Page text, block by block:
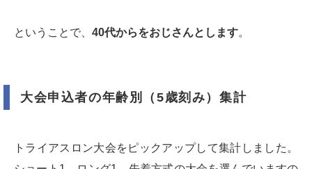
ということで、 40代からをおじさんとします。
大会申込者の年齢別（5歳刻み）集計
トライアスロン大会をピックアップして集計しました。